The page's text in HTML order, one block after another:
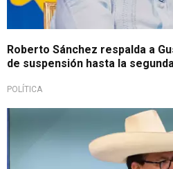
Roberto Sánchez respalda a
de suspensión hasta la
POLÍTICA